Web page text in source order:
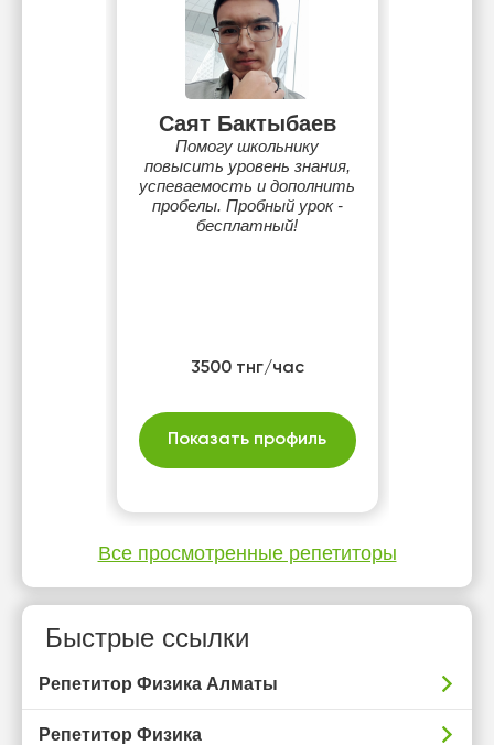
Саят Бактыбаев
Помогу школьнику
повысить уровень знания,
успеваемость и дополнить
пробелы. Пробный урок -
бесплатный!
3500 тнг/час
Показать профиль
Все просмотренные репетиторы
Быстрые ссылки
Репетитор Физика Алматы
Репетитор Физика